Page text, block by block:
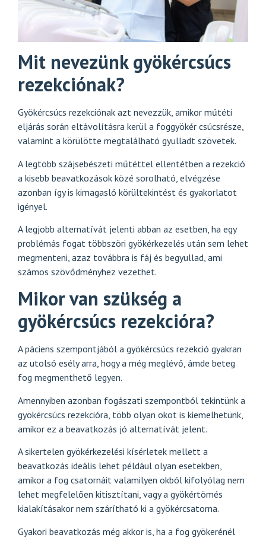
Mit nevezünk gyökércsúcs
rezekciónak?
Gyökércsúcs rezekciónak azt nevezzük, amikor műtéti
eljárás során eltávolításra kerül a foggyökér csúcsrésze,
valamint a körülötte megtalálható gyulladt szövetek.
A legtöbb szájsebészeti műtéttel ellentétben a rezekció
a kisebb beavatkozások közé sorolható, elvégzése
azonban így is kimagasló körültekintést és gyakorlatot
igényel.
A legjobb alternatívát jelenti abban az esetben, ha egy
problémás fogat többszöri gyökérkezelés után sem lehet
megmenteni, azaz továbbra is fáj és begyullad, ami
számos szövődményhez vezethet.
Mikor van szükség a
gyökércsúcs rezekcióra?
A páciens szempontjából a gyökércsúcs rezekció gyakran
az utolsó esély arra, hogy a még meglévő, ámde beteg
fog megmenthető legyen.
Amennyiben azonban fogászati szempontból tekintünk a
gyökércsúcs rezekcióra, több olyan okot is kiemelhetünk,
amikor ez a beavatkozás jó alternatívát jelent.
A sikertelen gyökérkezelési kísérletek mellett a
beavatkozás ideális lehet például olyan esetekben,
amikor a fog csatornáit valamilyen okból kifolyólag nem
lehet megfelelően kitisztítani, vagy a gyökértömés
kialakításakor nem szárítható ki a gyökércsatorna.
Gyakori beavatkozás még akkor is, ha a fog gyökerénél